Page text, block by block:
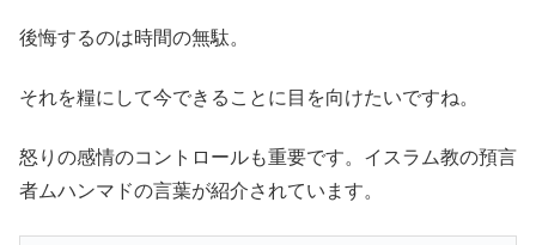
後悔するのは時間の無駄。
それを糧にして今できることに目を向けたいですね。
怒りの感情のコントロールも重要です。イスラム教の預言
者ムハンマドの言葉が紹介されています。